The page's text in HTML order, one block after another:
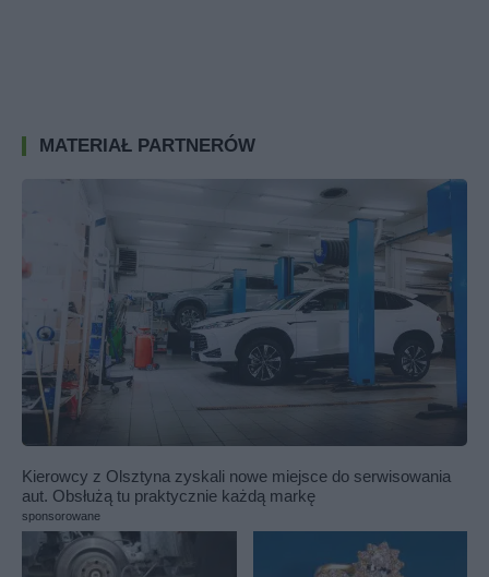
MATERIAŁ PARTNERÓW
Kierowcy z Olsztyna zyskali nowe miejsce do serwisowania
aut. Obsłużą tu praktycznie każdą markę
sponsorowane